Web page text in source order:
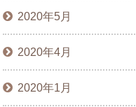
2020年5月
2020年4月
2020年1月